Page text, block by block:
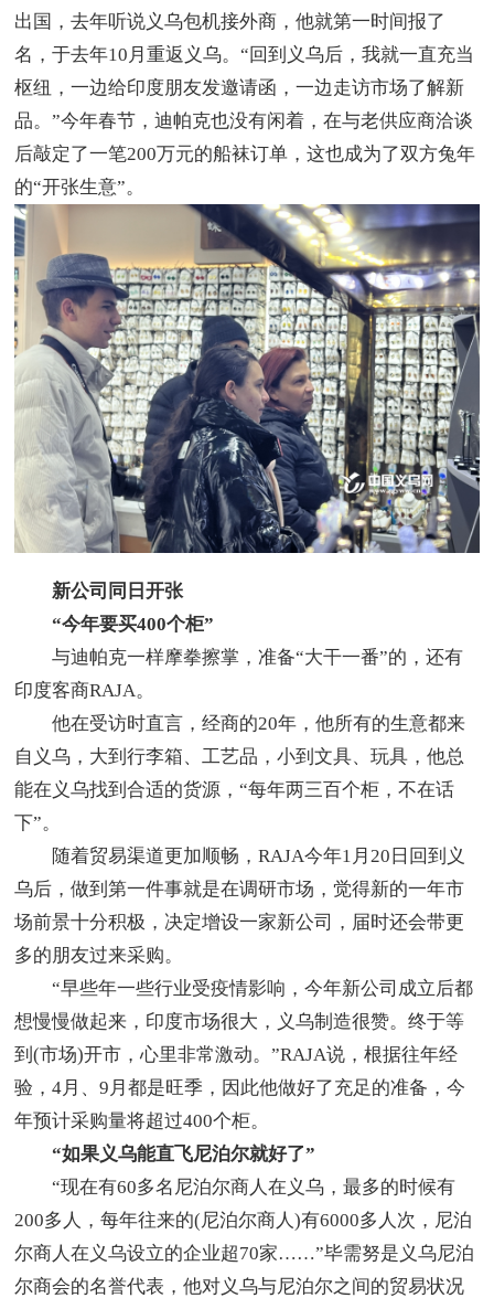
出国，去年听说义乌包机接外商，他就第一时间报了
名，于去年10月重返义乌。“回到义乌后，我就一直充当
枢纽，一边给印度朋友发邀请函，一边走访市场了解新
品。”今年春节，迪帕克也没有闲着，在与老供应商洽谈
后敲定了一笔200万元的船袜订单，这也成为了双方兔年
的“开张生意”。
新公司同日开张
“今年要买400个柜”
与迪帕克一样摩拳擦掌，准备“大干一番”的，还有
印度客商RAJA。
他在受访时直言，经商的20年，他所有的生意都来
自义乌，大到行李箱、工艺品，小到文具、玩具，他总
能在义乌找到合适的货源，“每年两三百个柜，不在话
下”。
随着贸易渠道更加顺畅，RAJA今年1月20日回到义
乌后，做到第一件事就是在调研市场，觉得新的一年市
场前景十分积极，决定增设一家新公司，届时还会带更
多的朋友过来采购。
“早些年一些行业受疫情影响，今年新公司成立后都
想慢慢做起来，印度市场很大，义乌制造很赞。终于等
到(市场)开市，心里非常激动。”RAJA说，根据往年经
验，4月、9月都是旺季，因此他做好了充足的准备，今
年预计采购量将超过400个柜。
“如果义乌能直飞尼泊尔就好了”
“现在有60多名尼泊尔商人在义乌，最多的时候有
200多人，每年往来的(尼泊尔商人)有6000多人次，尼泊
尔商人在义乌设立的企业超70家……”毕需努是义乌尼泊
尔商会的名誉代表，他对义乌与尼泊尔之间的贸易状况